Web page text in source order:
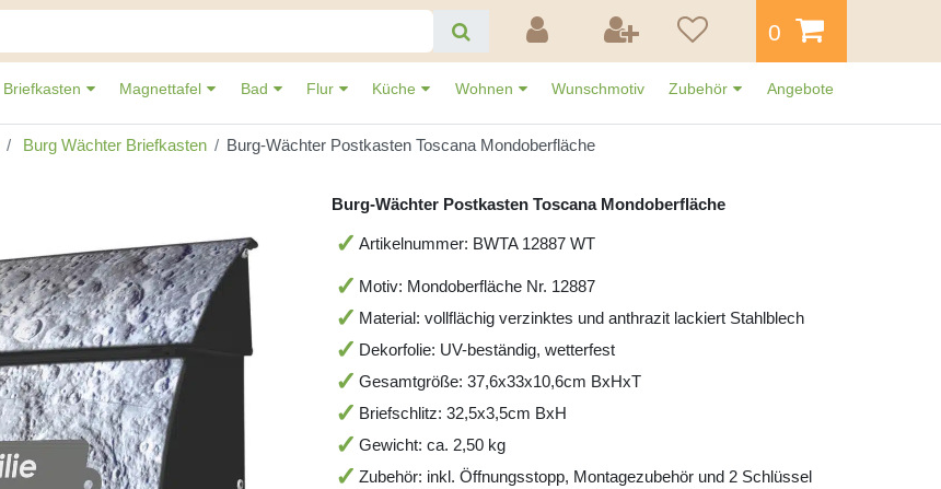
0
Briefkasten Magnettafel Bad Flur Küche Wohnen Wunschmotiv Zubehör Angebote
Burg Wächter Briefkasten Burg-Wächter Postkasten Toscana Mondoberfläche
Burg-Wächter Postkasten Toscana Mondoberfläche
Artikelnummer: BWTA 12887 WT
Motiv: Mondoberfläche Nr. 12887
Material: vollflächig verzinktes und anthrazit lackiert Stahlblech
Dekorfolie: UV-beständig, wetterfest
Gesamtgröße: 37,6x33x10,6cm BxHxT
Briefschlitz: 32,5x3,5cm BxH
Gewicht: ca. 2,50 kg
Zubehör: inkl. Öffnungsstopp, Montagezubehör und 2 Schlüssel